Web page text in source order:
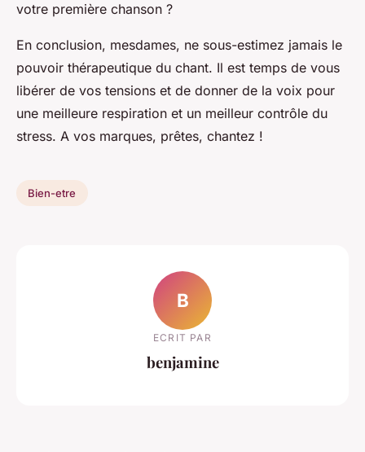
votre première chanson ?
En conclusion, mesdames, ne sous-estimez jamais le
pouvoir thérapeutique du chant. Il est temps de vous
libérer de vos tensions et de donner de la voix pour
une meilleure respiration et un meilleur contrôle du
stress. A vos marques, prêtes, chantez !
Bien-etre
B
ECRIT PAR
benjamine